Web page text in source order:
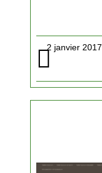
2 janvier 2017